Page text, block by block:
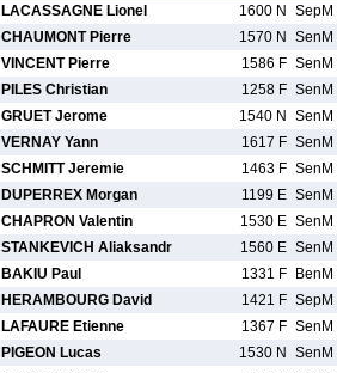
LACASSAGNE Lionel 1600 N
SepM
CHAUMONT Pierre 1570 N
SenM
VINCENT Pierre 1586 F SenM
PILES Christian 1258 F SenM
GRUET Jerome 1540 N
SenM
VERNAY Yann 1617 F SenM
SCHMITT Jeremie 1463 F SenM
DUPERREX Morgan 1199 E SenM
CHAPRON Valentin 1530 E SenM
STANKEVICH Aliaksandr 1560 E SenM
BAKIU Paul 1331 F
BenM
HERAMBOURG David 1421 F SepM
LAFAURE Etienne 1367 F SenM
PIGEON Lucas 1530 N
SenM